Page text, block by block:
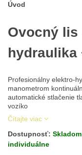
Úvod
Ovocný lis
hydraulika
Profesionálny elektro-
manometrom
automatické stlačenie
vozíko
Čítajte viac
Dostupnosť:
individuálne